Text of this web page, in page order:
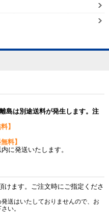
島は別途送料が発生します。注
】
料】
に発送いたします。
けます。ご注文時にご指定くださ
送はいたしておりませんので、お
い。